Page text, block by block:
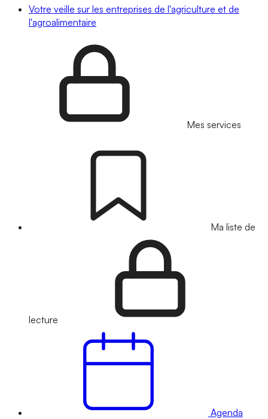
Votre veille sur les entreprises de l'agriculture et de
l'agroalimentaire
Mes services
Ma liste de
lecture
Agenda